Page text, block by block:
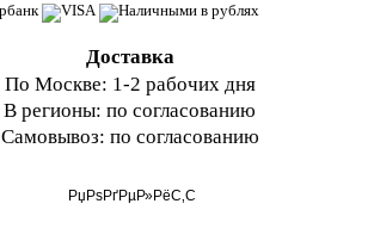
Доставка
По Москве: 1-2 рабочих дня
В регионы: по согласованию
Самовывоз: по согласованию